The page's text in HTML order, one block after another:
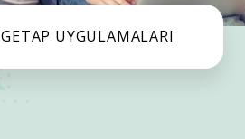
GETAP UYGULAMALARI